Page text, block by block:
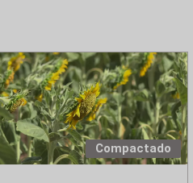
Compactado